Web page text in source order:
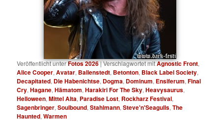
Veröffentlicht unterFotos 2026|Verschlagwortet mitAgnostic Front,
Alice Cooper,Avatar, Ballenstedt, Betonton, Black Label Society,
Decapitated, Die Habenichtse, Dogma, Dominum, Ensiferum,Final
Cry,Hagane,Hämatom,Harakiri For The Sky,Heavysaurus,
Helloween,Mittel Alta, Paradise Lost, Rockharz Festival,
Sagenbringer,Soulbound,Stahlmann,Steve'n'Seagulls,The
Haunted,Warmen